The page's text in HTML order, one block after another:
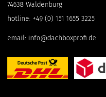
74638 Waldenburg
hotline: +49 (0) 151 1655 3225
email: info@dachboxprofi.de